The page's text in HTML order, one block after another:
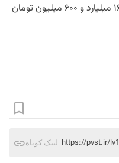
تا پایان تیرماه ۱۴۰۴ از مرز ۲۵ هزار و ۱۶۴ میلیارد و ۶۰۰ میلیون تومان
لینک کوتاه https://pvst.ir/lv1